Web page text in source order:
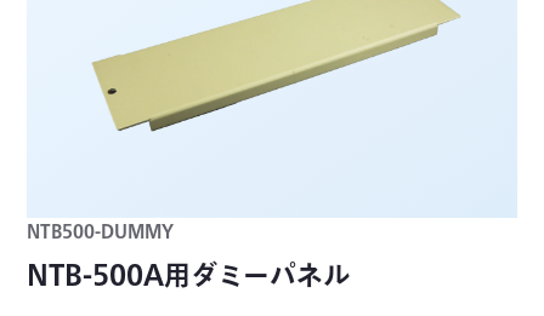
NTB500-DUMMY
NTB-500A用ダミーパネル